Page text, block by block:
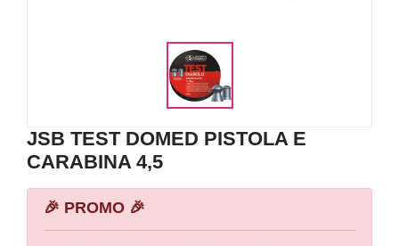
JSB TEST DOMED PISTOLA E
CARABINA 4,5
🎉 PROMO 🎉